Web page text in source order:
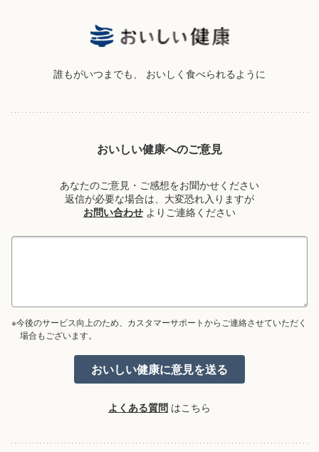
誰もがいつまでも、 おいしく食べられるように
おいしい健康へのご意見
あなたのご意見・ご感想をお聞かせください
返信が必要な場合は、大変恐れ入りますが
お問い合わせ よりご連絡ください
※今後のサービス向上のため、カスタマーサポートからご連絡させていただく
場合もございます。
よくある質問 はこちら